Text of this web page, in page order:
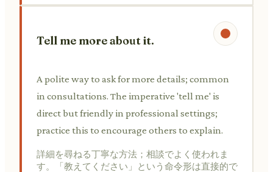
Tell me more about it.
A polite way to ask for more details; common
in consultations. The imperative 'tell me' is
direct but friendly in professional settings;
practice this to encourage others to explain.
詳細を尋ねる丁寧な方法；相談でよく使われま
す。「教えてください」という命令形は直接的で